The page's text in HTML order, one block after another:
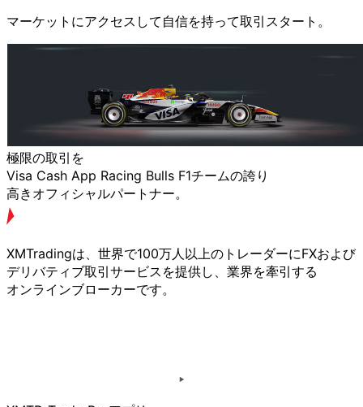
マーケットにアクセスして 自信を持って取引スタート。
極限の取引を
Visa Cash App Racing Bulls F1チームの誇り
高きオフィシャルパートナー。
XMTradingは、 世界で100万人以上の トレーダーにFXおよび
デリバティブ取引サービスを提供し、 業界を牽引する
オンラインブローカーです。